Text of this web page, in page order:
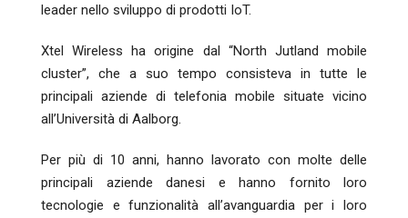
leader nello sviluppo di prodotti IoT.
Xtel Wireless ha origine dal “North Jutland mobile
cluster”, che a suo tempo consisteva in tutte le
principali aziende di telefonia mobile situate vicino
all’Università di Aalborg.
Per più di 10 anni, hanno lavorato con molte delle
principali aziende danesi e hanno fornito loro
tecnologie e funzionalità all’avanguardia per i loro